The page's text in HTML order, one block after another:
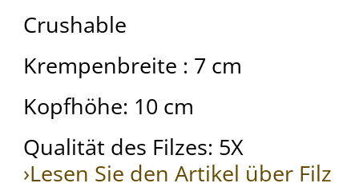
Crushable
Krempenbreite : 7 cm
Kopfhöhe: 10 cm
Qualität des Filzes: 5X
›Lesen Sie den Artikel über Filz